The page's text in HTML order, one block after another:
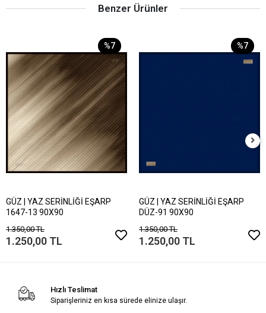
Benzer Ürünler
%7
GÜZ | YAZ SERİNLİĞİ EŞARP
1647-13 90X90
1.350,00 TL
1.250,00 TL
%7
GÜZ | YAZ SERİNLİĞİ EŞARP
DÜZ-91 90X90
1.350,00 TL
1.250,00 TL
Hızlı Teslimat
Siparişleriniz en kısa sürede elinize ulaşır.